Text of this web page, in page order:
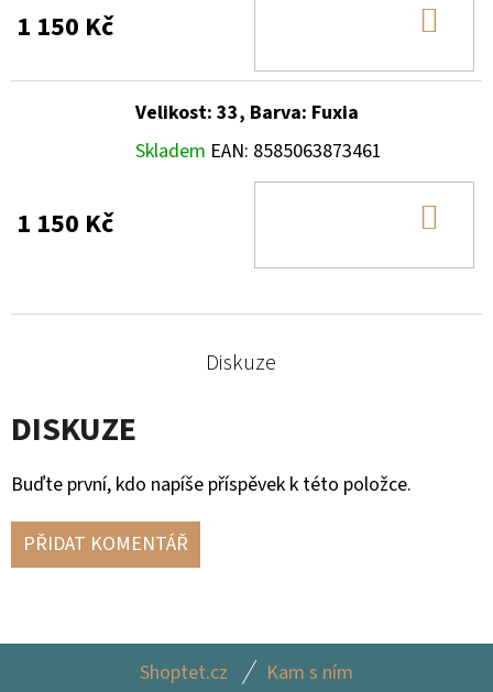
1 150 Kč
Velikost: 33, Barva: Fuxia
Skladem EAN: 8585063873461
1 150 Kč
Diskuze
DISKUZE
Buďte první, kdo napíše příspěvek k této položce.
PŘIDAT KOMENTÁŘ
Shoptet.cz Kam s ním